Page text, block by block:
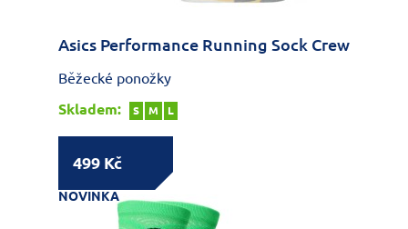
Asics Performance Running Sock Crew
Běžecké ponožky
Skladem:
S M L
499 Kč
NOVINKA